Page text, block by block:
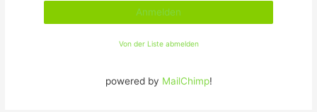
Von der Liste abmelden
powered by MailChimp!